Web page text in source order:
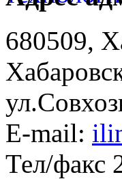
680509,
E-mail:
Тел/факс